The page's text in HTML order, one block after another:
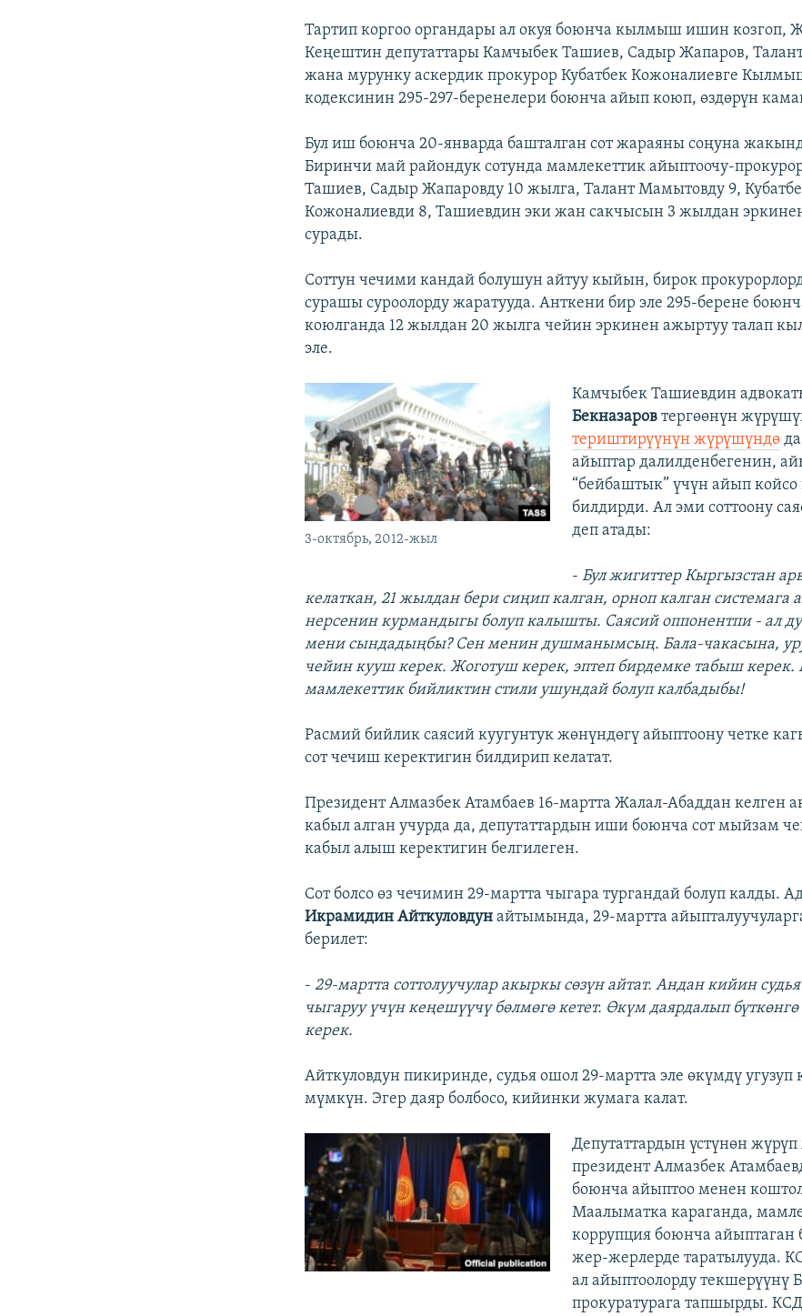
Тартип коргоо органдары ал окуя боюнча кылмыш ишин козгоп,
Кеңештин депутаттары Камчыбек Ташиев, Садыр Жапаров,
жана мурунку аскердик прокурор Кубатбек Кожоналиевге
кодексинин 295-297-беренелери боюнча айып коюп, өздөрүн
Бул иш боюнча 20-январда башталган сот жараяны соңуна
Биринчи май райондук сотунда мамлекеттик айыптоочу-
Ташиев, Садыр Жапаровду 10 жылга, Талант Мамытовду 9,
Кожоналиевди 8, Ташиевдин эки жан сакчысын 3 жылдан
сурады.
Соттун чечими кандай болушун айтуу кыйын, бирок
сурашы суроолорду жаратууда. Анткени бир эле 295-берене
коюлганда 12 жылдан 20 жылга чейин эркинен ажыртуу талап
эле.
3-октябрь, 2012-жыл
Камчыбек Ташиевдин
Бекназаровтергөөнүн
териштирүүнүн жүрүшүндөда
айыптар далилденбегенин,
“бейбаштык” үчүн айып койсо
билдирди. Ал эми соттоону
деп атады:
- Бул жигиттер Кыргызстан
келаткан, 21 жылдан бери сиңип калган, орноп калган системага
нерсенин курмандыгы болуп калышты. Саясий оппонентпи - ал
мени сындадыңбы? Сен менин душманымсың. Бала-чакасына,
чейин кууш керек. Жоготуш керек, эптеп бирдемке табыш
мамлекеттик бийликтин стили ушундай болуп калбадыбы!
Расмий бийлик саясий куугунтук жөнүндөгү айыптоону четке
сот чечиш керектигин билдирип келатат.
Президент Алмазбек Атамбаев 16-мартта Жалал-Абаддан келген
кабыл алган учурда да, депутаттардын иши боюнча сот мыйзам
кабыл алыш керектигин белгилеген.
Сот болсо өз чечимин 29-мартта чыгара тургандай болуп калды.
Икрамидин Айткуловдунайтымында, 29-мартта
берилет:
- 29-мартта соттолуучулар акыркы сөзүн айтат. Андан кийин
чыгаруу үчүн кеңешүүчү бөлмөгө кетет. Өкүм даярдалып
керек.
Айткуловдун пикиринде, судья ошол 29-мартта эле өкүмдү
мүмкүн. Эгер даяр болбосо, кийинки жумага калат.
Депутаттардын үстүнөн жүрүп
президент Алмазбек
боюнча айыптоо менен
Маалыматка караганда,
коррупция боюнча айыптаган
жер-жерлерде таратылууда.
ал айыптоолорду текшерүүнү
прокуратурага тапшырды.